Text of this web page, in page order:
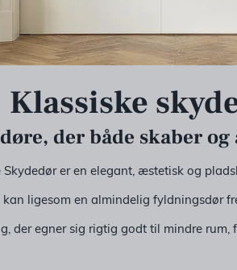
Klassiske
der både skaber
Skydedør er en elegant, æstetisk og
kan ligesom en almindelig fyldningsdør
der egner sig rigtig godt til mindre